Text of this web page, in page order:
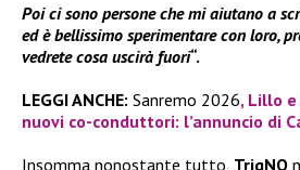
Poi ci sono persone che mi aiutano a
ed è bellissimo sperimentare con loro,
vedrete cosa uscirà fuori“.
LEGGI ANCHE: Sanremo 2026, Lillo
nuovi co-conduttori: l’annuncio di
Insomma nonostante tutto, TrigNO